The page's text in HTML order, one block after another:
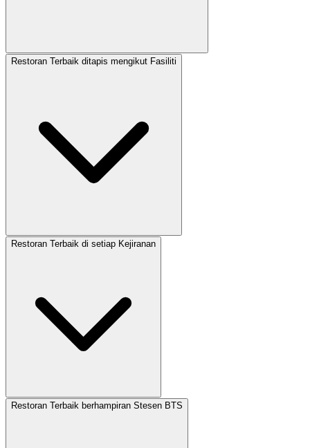
Restoran Terbaik ditapis mengikut Fasiliti
Restoran Terbaik di setiap Kejiranan
Restoran Terbaik berhampiran Stesen BTS